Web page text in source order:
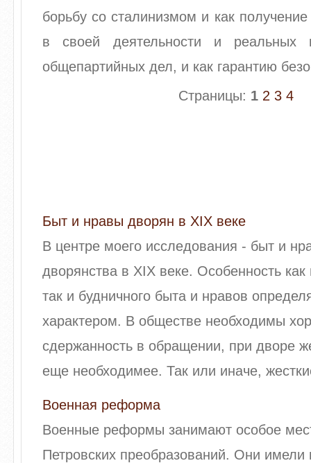
борьбу со сталинизмом и как
в своей деятельности и
общепартийных дел, и как гарантию
Страницы: 1 2 3 4
Быт и нравы дворян в XIX веке
В центре моего исследования - быт и
дворянства в XIX веке. Особенность
так и будничного быта и нравов
характером. В обществе необходимы
сдержанность в обращении, при дворе
еще необходимее. Так или иначе,
Военная реформа
Военные реформы занимают особое
Петровских преобразований. Они имели